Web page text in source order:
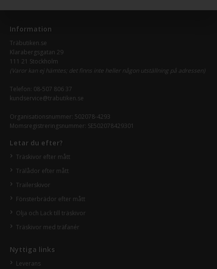
Information
Träbutiken.se
Klarabergsgatan 29
111 21 Stockholm
(Varor kan ej hämtes; det finns inte heller någon utställning på adressen)
Telefon: 08-507 806 37
kundservice@trabutiken.se
Organisationsnummer: 502078-4293
Momsregistreringsnummer: SE502078429301
Letar du efter?
Träskivor efter mått
Trälådor efter mått
Trailerskivor
Fönsterbrädor efter mått
Olja och Lack till träskivor
Träskivor med träfanér
Nyttiga links
Leverans